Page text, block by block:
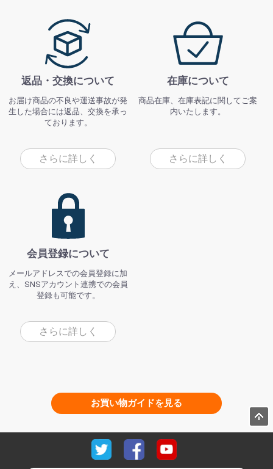
返品・交換について
お届け商品の不良や運送事故が発
生した場合には返品、交換を承っ
ております。
さらに詳しく
在庫について
商品在庫、在庫表記に関してご案
内いたします。
さらに詳しく
会員登録について
メールアドレスでの会員登録に加
え、SNSアカウント連携での会員
登録も可能です。
さらに詳しく
お買い物ガイドを見る